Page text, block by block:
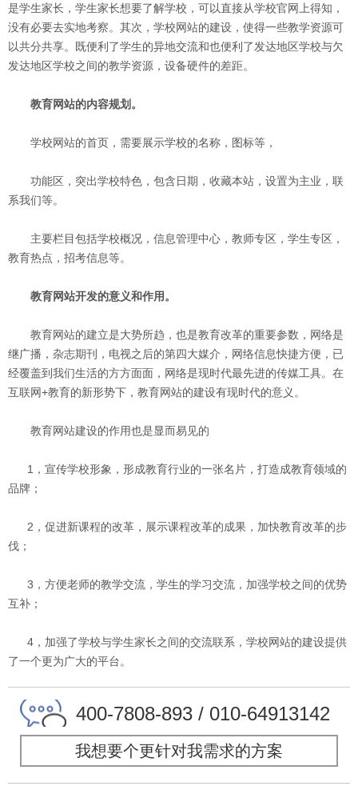
是学生家长，学生家长想要了解学校，可以直接从学校官网上得知，
没有必要去实地考察。其次，学校网站的建设，使得一些教学资源可
以共分共享。既便利了学生的异地交流和也便利了发达地区学校与欠
发达地区学校之间的教学资源，设备硬件的差距。
教育网站的内容规划。
学校网站的首页，需要展示学校的名称，图标等，
功能区，突出学校特色，包含日期，收藏本站，设置为主业，联
系我们等。
主要栏目包括学校概况，信息管理中心，教师专区，学生专区，
教育热点，招考信息等。
教育网站开发的意义和作用。
教育网站的建立是大势所趋，也是教育改革的重要参数，网络是
继广播，杂志期刊，电视之后的第四大媒介，网络信息快捷方便，已
经覆盖到我们生活的方方面面，网络是现时代最先进的传媒工具。在
互联网+教育的新形势下，教育网站的建设有现时代的意义。
教育网站建设的作用也是显而易见的
1，宣传学校形象，形成教育行业的一张名片，打造成教育领域的
品牌；
2，促进新课程的改革，展示课程改革的成果，加快教育改革的步
伐；
3，方便老师的教学交流，学生的学习交流，加强学校之间的优势
互补；
4，加强了学校与学生家长之间的交流联系，学校网站的建设提供
了一个更为广大的平台。
400-7808-893 / 010-64913142
我想要个更针对我需求的方案